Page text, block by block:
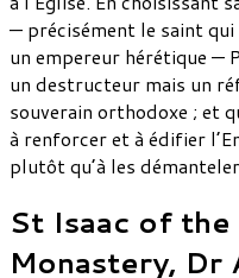
— précisément le saint
un empereur hérétique —
un destructeur mais un
souverain orthodoxe ; et
à renforcer et à édifier
plutôt qu’à les
St Isaac of the
Monastery, Dr